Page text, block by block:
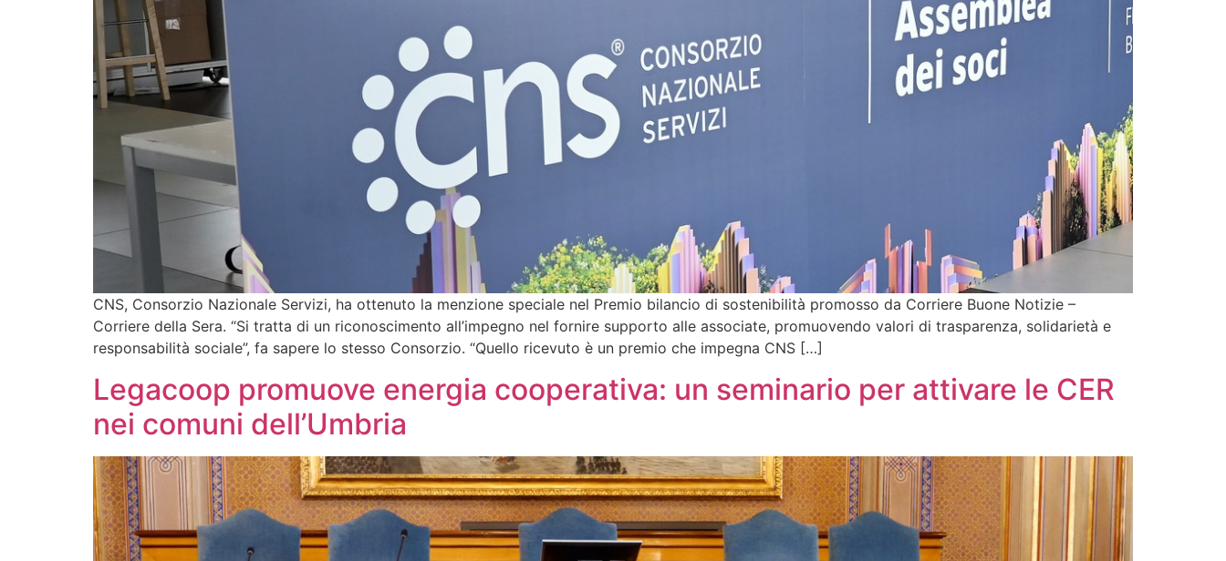
CNS, Consorzio Nazionale Servizi, ha ottenuto la menzione speciale nel Premio bilancio di sostenibilità promosso da Corriere Buone Notizie –
Corriere della Sera. “Si tratta di un riconoscimento all’impegno nel fornire supporto alle associate, promuovendo valori di trasparenza, solidarietà e
responsabilità sociale”, fa sapere lo stesso Consorzio. “Quello ricevuto è un premio che impegna CNS […]
Legacoop promuove energia cooperativa: un seminario per attivare le CER
nei comuni dell’Umbria